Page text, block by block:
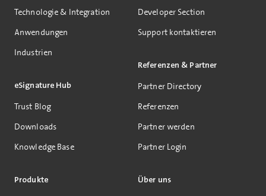
Technologie & Integration
Anwendungen
Industrien
eSignature Hub
Trust Blog
Downloads
Knowledge Base
Produkte
Developer Section
Support kontaktieren
Referenzen & Partner
Partner Directory
Referenzen
Partner werden
Partner Login
Über uns